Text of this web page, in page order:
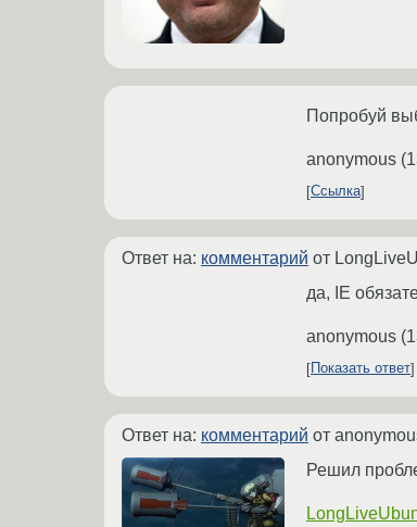
Попробуй
anonymous (
Ссылка
Ответ на: комментарий от
да, IE
anonymous (
Показать ответ
Ответ на: комментарий от
Решил